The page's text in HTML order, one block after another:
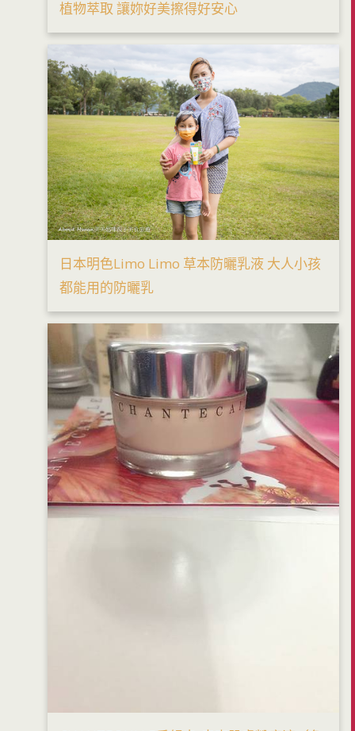
植物萃取 讓妳好美擦得好安心
日本明色Limo Limo 草本防曬乳液 大人小孩
都能用的防曬乳